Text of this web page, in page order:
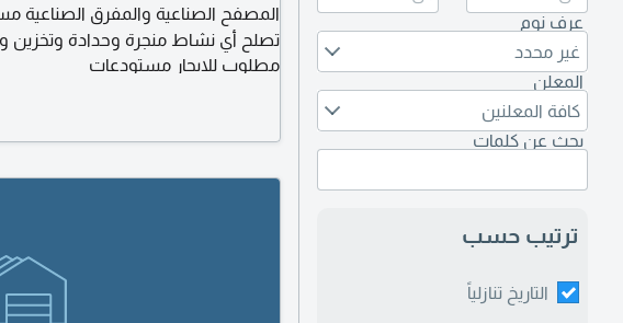
عرف نوم
غير محدد
المعلن
كافة المعلنين
بحث عن كلمات
ترتيب حسب
التاريخ تنازلياً
المصفح الصناعية والمفرق الصناعية
تصلح أي نشاط منجرة وحدادة وتخزين
في الفاية الصناعية للإيجار متوفر
مطلوب للايجار مستودعات